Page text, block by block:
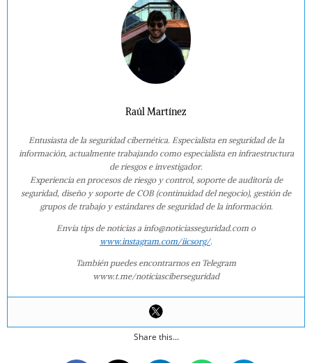
Raúl Martínez
Entusiasta de la seguridad cibernética. Especialista en seguridad de la
información, actualmente trabajando como especialista en infraestructura
de riesgos e investigador.
Experiencia en procesos de riesgo y control, soporte de auditoría de
seguridad, diseño y soporte de COB (continuidad del negocio), gestión de
grupos de trabajo y estándares de seguridad de la información.
Envía tips de noticias a info@noticiasseguridad.com o
www.instagram.com/iicsorg/.
También puedes encontrarnos en Telegram
www.t.me/noticiasciberseguridad
Share this...